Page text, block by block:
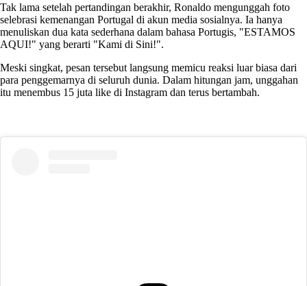
Tak lama setelah pertandingan berakhir, Ronaldo mengunggah foto
selebrasi kemenangan Portugal di akun media sosialnya. Ia hanya
menuliskan dua kata sederhana dalam bahasa Portugis, "ESTAMOS
AQUI!" yang berarti "Kami di Sini!".
Meski singkat, pesan tersebut langsung memicu reaksi luar biasa dari
para penggemarnya di seluruh dunia. Dalam hitungan jam, unggahan
itu menembus 15 juta like di Instagram dan terus bertambah.